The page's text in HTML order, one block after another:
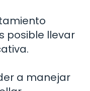
posible llevar
a manejar